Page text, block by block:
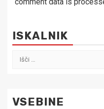
ISKALNIK
Išči:
VSEBINE